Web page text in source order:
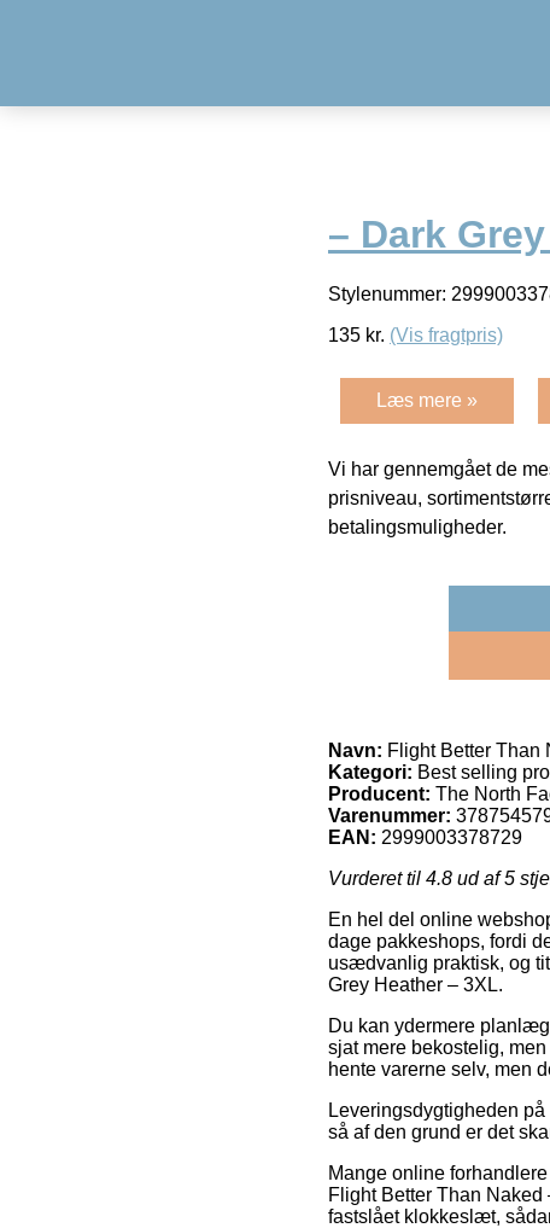
– Dark
Stylenummer:
135 kr. (Vis fragtpris)
Læs mere »
Vi har gennemgået de
prisniveau,
betalingsmuligheder.
Navn: Flight Better Than
Kategori: Best selling
Producent: The North
Varenummer:
EAN: 2999003378729
Vurderet til 4.8 ud af 5
En hel del online
dage pakkeshops, fordi
usædvanlig praktisk, og
Grey Heather – 3XL.
Du kan ydermere
sjat mere bekostelig,
hente varerne selv, men
Leveringsdygtigheden
så af den grund er det
Mange online
Flight Better Than
fastslået klokkeslæt,